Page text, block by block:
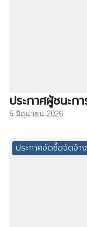
ประกาศผู้ชนะก
5 มิถุนายน 2026
ประกาศจัดซื้อจัดจ้าง